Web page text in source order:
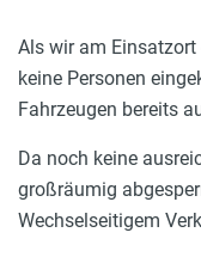
Als wir am
keine Personen
Fahrzeugen bereits
Da noch keine
großräumig
Wechselseitigem